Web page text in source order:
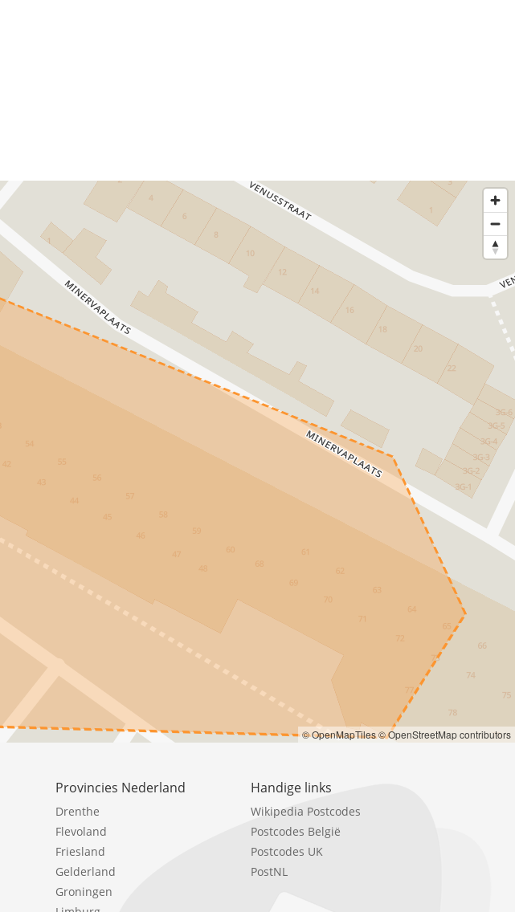
© OpenMapTiles© OpenStreetMap contributors
Provincies Nederland
Drenthe
Flevoland
Friesland
Gelderland
Groningen
Handige links
Wikipedia Postcodes
Postcodes België
Postcodes UK
PostNL